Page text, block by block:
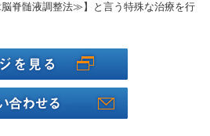
脊髄液調整法≫】と言う特殊な治療を行